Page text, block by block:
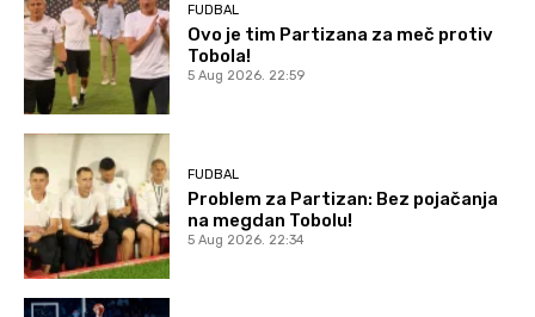
FUDBAL
Ovo je tim Partizana za meč protiv
Tobola!
5 Aug 2026. 22:59
FUDBAL
Problem za Partizan: Bez pojačanja
na megdan Tobolu!
5 Aug 2026. 22:34